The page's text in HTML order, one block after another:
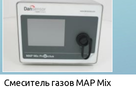
Смеситель газов MAP Mix